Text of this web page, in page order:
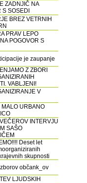
ZADNJIČ NA
S SOSEDI
BREZ VETRNIH
PRAV LEPO
POGOVOR S
je zaupanje
Z ZBORI
VABLJENI!
V
MALO URBANO
INTERVJU
SAŠO
Deset let
skupnosti
zborov občank_ov
LJUDSKIH